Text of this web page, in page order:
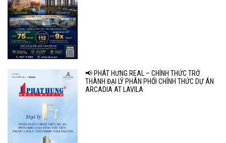
📢 PHÁT HƯNG REAL – CHÍNH THỨC TRỞ
THÀNH ĐẠI LÝ PHÂN PHỐI CHÍNH THỨC DỰ ÁN
ARCADIA AT LAVILA